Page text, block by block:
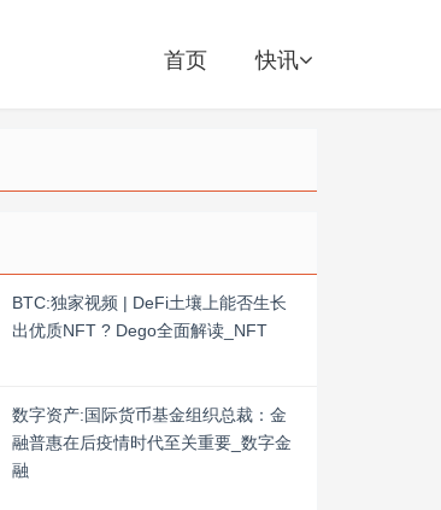
首页 快讯
BTC:独家视频 | DeFi土壤上能否生长
出优质NFT ? Dego全面解读_NFT
数字资产:国际货币基金组织总裁：金
融普惠在后疫情时代至关重要_数字金
融